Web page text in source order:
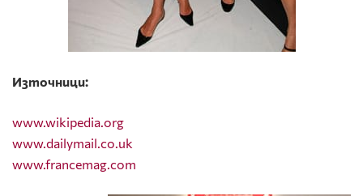
Източници:
www.wikipedia.org
www.dailymail.co.uk
www.francemag.com